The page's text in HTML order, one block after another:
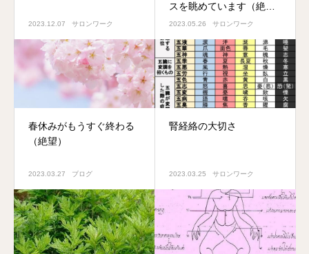
2023.12.07 サロンワーク
スを眺めています（絶
望）
2023.05.26 サロンワーク
春休みがもうすぐ終わる
（絶望）
2023.03.27 ブログ
腎経絡の大切さ
2023.03.25 サロンワーク